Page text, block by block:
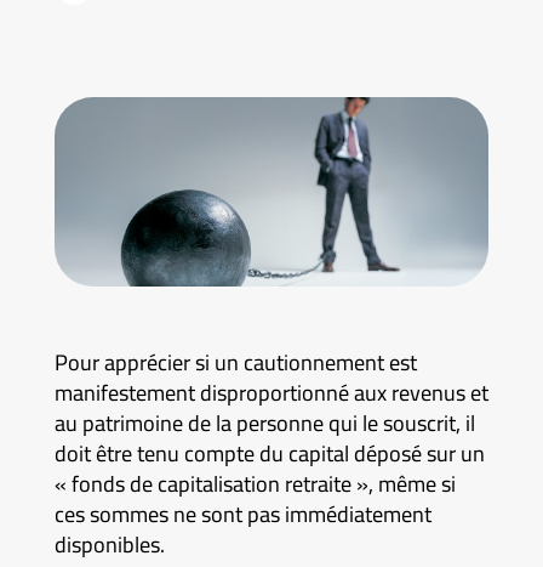
Pour apprécier si un cautionnement est
manifestement disproportionné aux revenus et
au patrimoine de la personne qui le souscrit, il
doit être tenu compte du capital déposé sur un
« fonds de capitalisation retraite », même si
ces sommes ne sont pas immédiatement
disponibles.